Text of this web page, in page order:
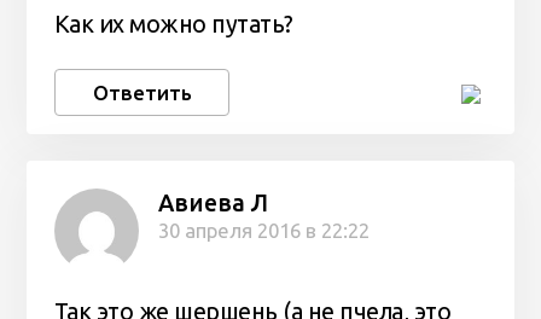
Как их можно путать?
Ответить
Авиева Л
30 апреля 2016 в 22:22
Так это же шершень (а не пчела, это